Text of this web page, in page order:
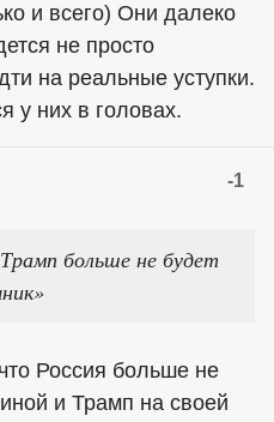
и всего) Они далеко
не просто
на реальные уступки.
у них в головах.
-1
больше не будет
Россия больше не
и Трамп на своей